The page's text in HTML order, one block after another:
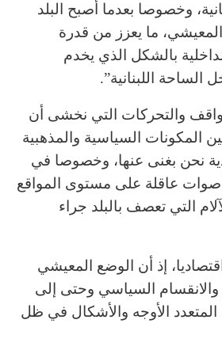
وخصوصا بعدما أصبح البلد
ما يعزز من قدرة
بالشكل الذي يخدم
اللبنانية”.
والتحركات التي نخشى أن
المكونات السياسية والمذهبية
نحن بغنى عنها، وخصوصا في
أصوات عاقلة على مستوى المواقع
التي تعصف بالبلد جراء
إذ أن الوضع المعيشي
والانقسام السياسي وحتى إلى
الأوجه والأشكال في ظل